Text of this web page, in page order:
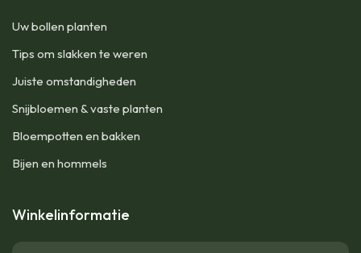
Uw bollen planten
Tips om slakken te weren
Juiste omstandigheden
Snijbloemen & vaste planten
Bloempotten en bakken
Bijen en hommels
Winkelinformatie